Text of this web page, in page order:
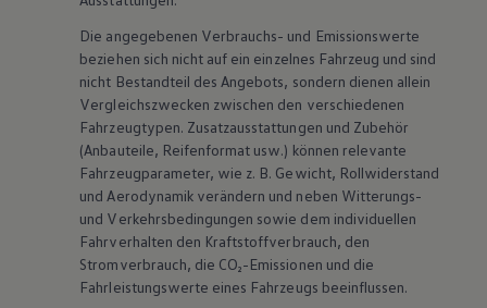
Die angegebenen Verbrauchs- und Emissionswerte
beziehen sich nicht auf ein einzelnes Fahrzeug und sind
nicht Bestandteil des Angebots, sondern dienen allein
Vergleichszwecken zwischen den verschiedenen
Fahrzeugtypen. Zusatzausstattungen und Zubehör
(Anbauteile, Reifenformat usw.) können relevante
Fahrzeugparameter, wie z. B. Gewicht, Rollwiderstand
und Aerodynamik verändern und neben Witterungs-
und Verkehrsbedingungen sowie dem individuellen
Fahrverhalten den Kraftstoffverbrauch, den
Stromverbrauch, die CO₂-Emissionen und die
Fahrleistungswerte eines Fahrzeugs beeinflussen.